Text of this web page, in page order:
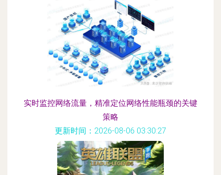
实时监控网络流量，精准定位网络性能瓶颈的关键
策略
更新时间：2026-08-06 03:30:27